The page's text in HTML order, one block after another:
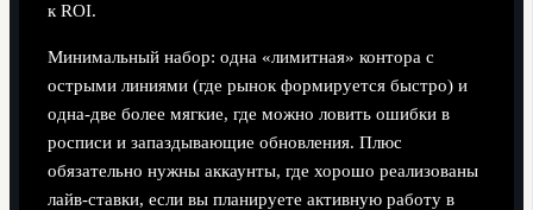
к ROI.
Минимальный набор: одна «лимитная» контора с
острыми линиями (где рынок формируется быстро) и
одна‑две более мягкие, где можно ловить ошибки в
росписи и запаздывающие обновления. Плюс
обязательно нужны аккаунты, где хорошо реализованы
лайв‑ставки, если вы планируете активную работу в